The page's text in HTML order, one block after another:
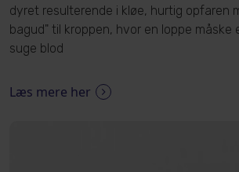
dyret resulterende i kløe, hurtig opfaren
bagud" til kroppen, hvor en loppe måske
suge blod
Læs mere her